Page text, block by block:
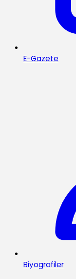
E-Gazete
Biyografiler